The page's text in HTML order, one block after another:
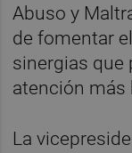
Abuso y
de fomentar
sinergias que
atención más
La